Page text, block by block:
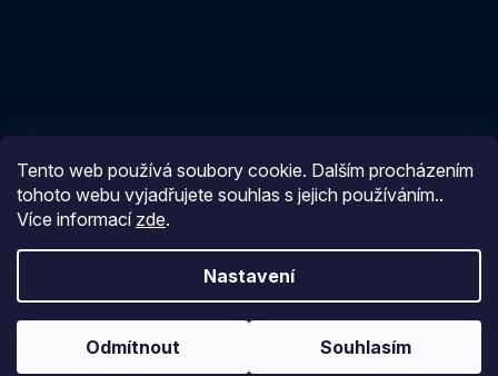
Tento web používá soubory cookie. Dalším procházením
tohoto webu vyjadřujete souhlas s jejich používáním..
Více informací zde.
Nastavení
Odmítnout Souhlasím
Vytvořil Shoptet
Copyright 2026Čistírnajímka. Všechna práva vyhrazena.
15 735 Kč